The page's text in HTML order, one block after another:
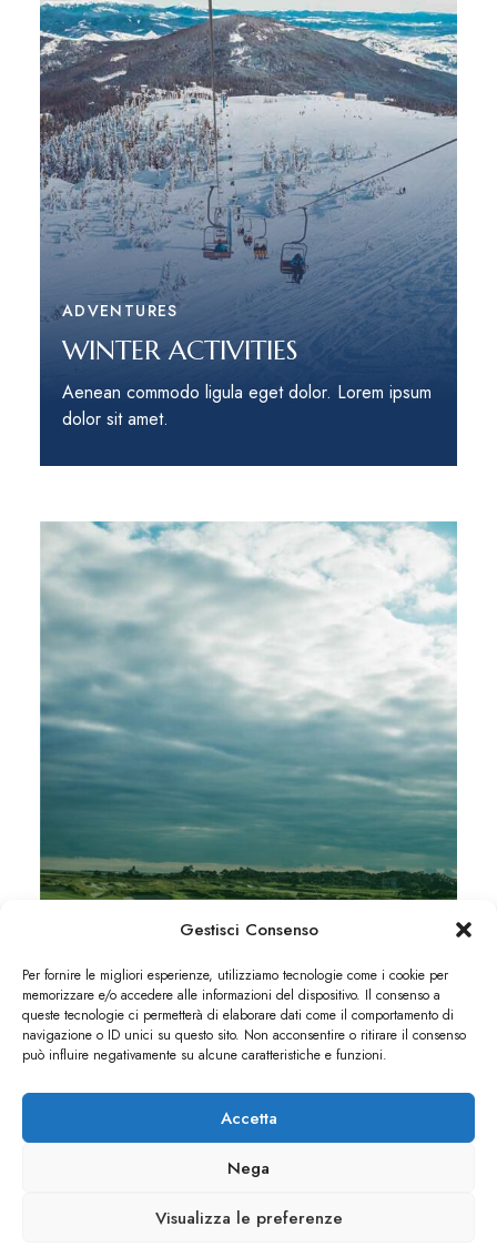
Gestisci Consenso
Per fornire le migliori esperienze, utilizziamo tecnologie come i cookie per
memorizzare e/o accedere alle informazioni del dispositivo. Il consenso a
queste tecnologie ci permetterà di elaborare dati come il comportamento di
navigazione o ID unici su questo sito. Non acconsentire o ritirare il consenso
può influire negativamente su alcune caratteristiche e funzioni.
Accetta
Nega
Visualizza le preferenze
ADVENTURES
WINTER ACTIVITIES
Aenean commodo ligula eget dolor. Lorem ipsum
dolor sit amet.
NATURE & WILD
SUMMER ACTIVITIES
dolor sit amet.